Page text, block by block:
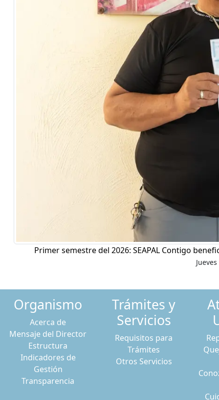
Primer semestre del 2026: SEAPAL Contigo
Organismo
Acerca de
Mensaje del Director
Estructura
Indicadores de
Gestión
Transparencia
Trámites y
Servicios
Requisitos para
Trámites
Otros Servicios